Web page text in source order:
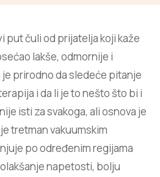
put čuli od prijatelja koji kaže
lakše, odmornije i
je prirodno da sledeće pitanje
i da li je to nešto što bi i
isti za svakoga, ali osnova je
tretman vakuumskim
po određenim regijama
napetosti, bolju